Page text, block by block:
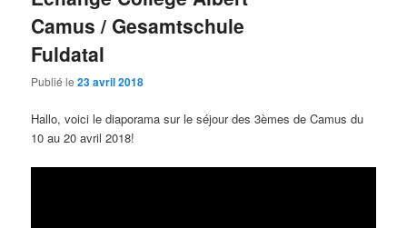
Camus / Gesamtschule
Fuldatal
Publié le23 avril 2018
Hallo, voici le diaporama sur le séjour des 3èmes de Camus du
10 au 20 avril 2018!